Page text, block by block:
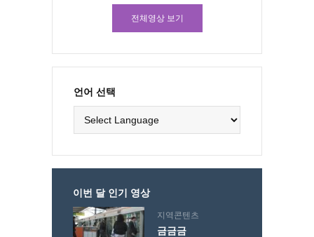
전체영상 보기
언어 선택
이번 달 인기 영상
지역콘텐츠
금금금